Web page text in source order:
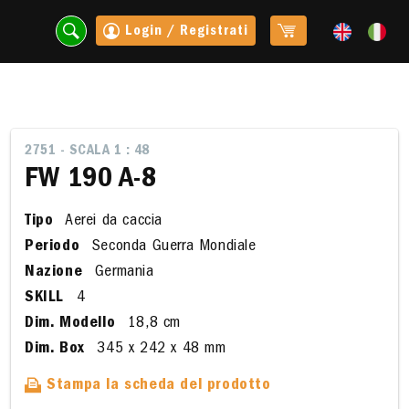
Login / Registrati
2751 - SCALA 1 : 48
FW 190 A-8
Tipo
Aerei da caccia
Periodo
Seconda Guerra Mondiale
Nazione
Germania
SKILL
4
Dim. Modello
18,8 cm
Dim. Box
345 x 242 x 48 mm
Stampa la scheda del prodotto